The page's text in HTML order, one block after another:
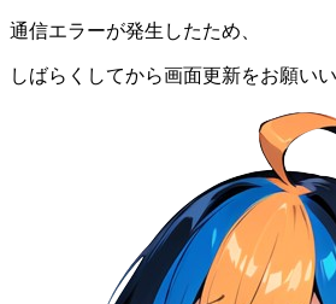
通信エラーが発生したため、
しばらくしてから画面更新をお願いい